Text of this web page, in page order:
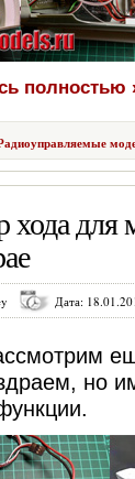
полностью
хода для
Дата:
но